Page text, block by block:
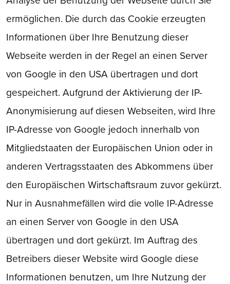
ermöglichen. Die durch das Cookie erzeugten
Informationen über Ihre Benutzung dieser
Webseite werden in der Regel an einen Server
von Google in den USA übertragen und dort
gespeichert. Aufgrund der Aktivierung der IP-
Anonymisierung auf diesen Webseiten, wird Ihre
IP-Adresse von Google jedoch innerhalb von
Mitgliedstaaten der Europäischen Union oder in
anderen Vertragsstaaten des Abkommens über
den Europäischen Wirtschaftsraum zuvor gekürzt.
Nur in Ausnahmefällen wird die volle IP-Adresse
an einen Server von Google in den USA
übertragen und dort gekürzt. Im Auftrag des
Betreibers dieser Website wird Google diese
Informationen benutzen, um Ihre Nutzung der